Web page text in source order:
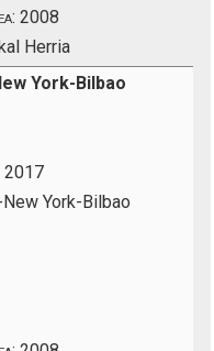
2008
Herria
York-Bilbao
2017
York-Bilbao